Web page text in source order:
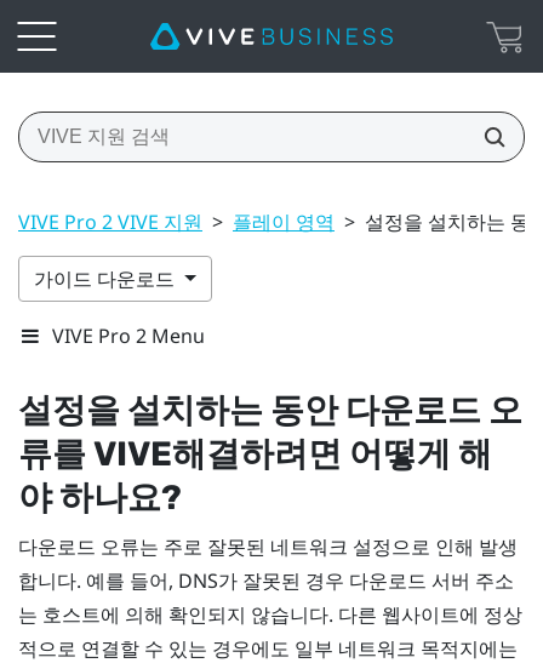
VIVE Pro 2 VIVE 지원 > 플레이 영역 > 설정을 설치하는 동
가이드 다운로드
VIVE Pro 2 Menu
설정을 설치하는 동안 다운로드 오
류를 VIVE해결하려면 어떻게 해
야 하나요?
다운로드 오류는 주로 잘못된 네트워크 설정으로 인해 발생
합니다. 예를 들어, DNS가 잘못된 경우 다운로드 서버 주소
는 호스트에 의해 확인되지 않습니다. 다른 웹사이트에 정상
적으로 연결할 수 있는 경우에도 일부 네트워크 목적지에는